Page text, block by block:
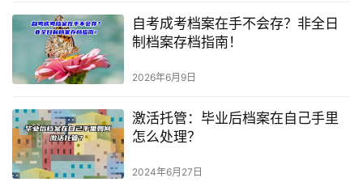
自考成考档案在手不会存？非全日
制档案存档指南！
2026年6月9日
激活托管：毕业后档案在自己手里
怎么处理？
2024年6月27日